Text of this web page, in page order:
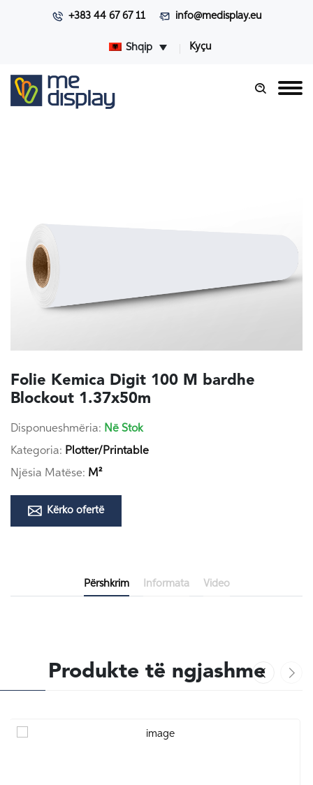
+383 44 67 67 11 info@medisplay.eu
Shqip Kyçu
Folie Kemica Digit 100 M bardhe
Blockout 1.37x50m
Disponueshmëria: Në Stok
Kategoria: Plotter/Printable
Njësia Matëse: M²
Kërko ofertë
Përshkrim Informata Video
Produkte të ngjashme